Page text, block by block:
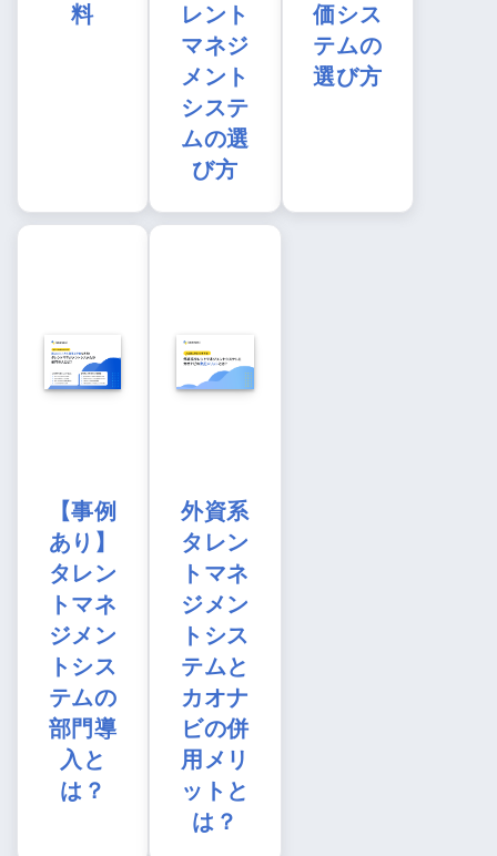
料
レント
マネジ
メント
システ
ムの選
び方
価シス
テムの
選び方
【事例
あり】
タレン
トマネ
ジメン
トシス
テムの
部門導
入と
は？
外資系
タレン
トマネ
ジメン
トシス
テムと
カオナ
ビの併
用メリ
ットと
は？